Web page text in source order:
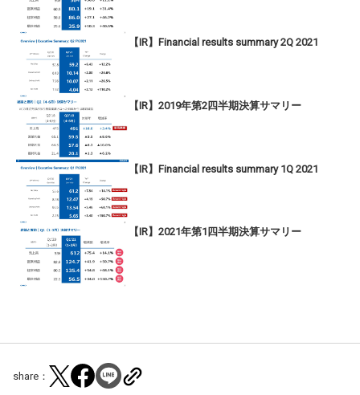
【IR】Financial results summary 2Q 2021
【IR】2019年第2四半期決算サマリー
【IR】Financial results summary 1Q 2021
【IR】2021年第1四半期決算サマリー
share：